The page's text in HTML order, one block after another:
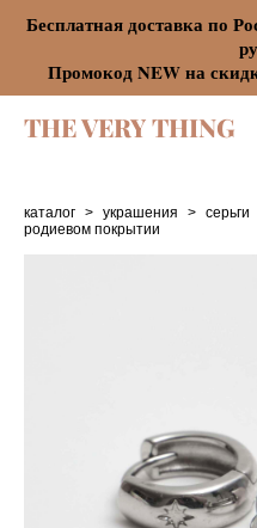
Бесплатная доставка по
Промокод NEW на
THE VERY THING
каталог > украшения > серьги
родиевом покрытии